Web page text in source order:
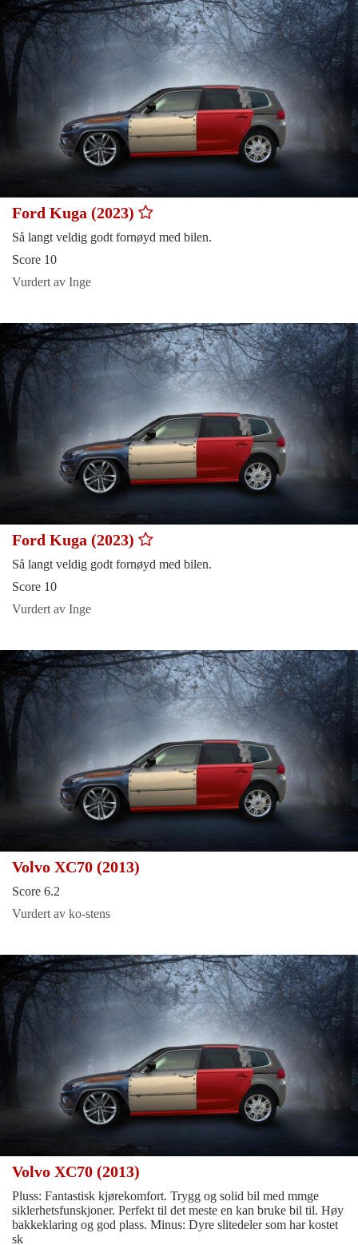
Ford Kuga (2023)
Så langt veldig godt fornøyd med bilen.
Score 10
Vurdert av Inge
Ford Kuga (2023)
Så langt veldig godt fornøyd med bilen.
Score 10
Vurdert av Inge
Volvo XC70 (2013)
Score 6.2
Vurdert av ko-stens
Volvo XC70 (2013)
Pluss: Fantastisk kjørekomfort. Trygg og solid bil med mmge
siklerhetsfunskjoner. Perfekt til det meste en kan bruke bil til. Høy
bakkeklaring og god plass. Minus: Dyre slitedeler som har kostet
sk